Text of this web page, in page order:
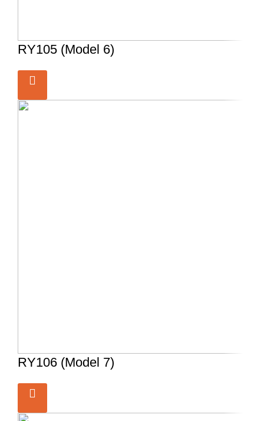
RY105 (Model 6)
RY106 (Model 7)